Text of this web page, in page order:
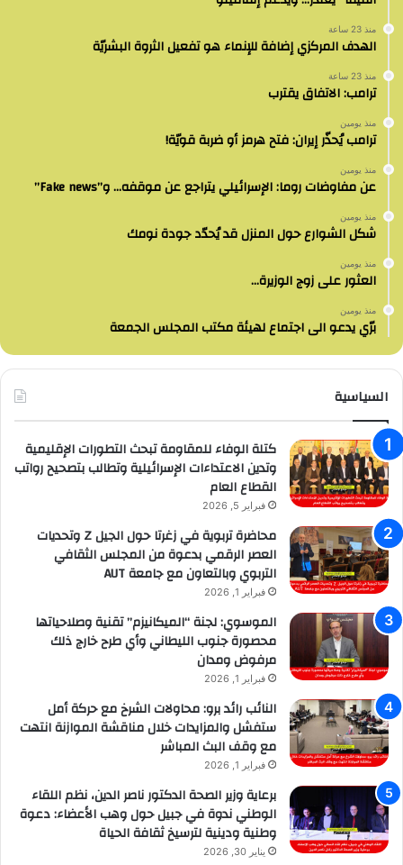
منذ 23 ساعة
الهدف المركزي إضافة للإنماء هو تفعيل الثروة البشريّة
منذ 23 ساعة
ترامب: الاتفاق يقترب
منذ يومين
ترامب يُحذّر إيران: فتح هرمز أو ضربة قويّة!
منذ يومين
عن مفاوضات روما: الإسرائيلي يتراجع عن موقفه… و”Fake news”
منذ يومين
شكل الشوارع حول المنزل قد يُحدّد جودة نومك
منذ يومين
العثور على زوج الوزيرة…
منذ يومين
برّي يدعو الى اجتماع لهيئة مكتب المجلس الجمعة
السياسية
كتلة الوفاء للمقاومة تبحث التطورات الإقليمية
وتدين الاعتداءات الإسرائيلية وتطالب بتصحيح رواتب
القطاع العام
فبراير 5, 2026
محاضرة تربوية في زغرتا حول الجيل Z وتحديات
العصر الرقمي بدعوة من المجلس الثقافي
التربوي وبالتعاون مع جامعة AUT
فبراير 1, 2026
الموسوي: لجنة “الميكانيزم” تقنية وصلاحياتها
محصورة جنوب الليطاني وأي طرح خارج ذلك
مرفوض ومدان
فبراير 1, 2026
النائب رائد برو: محاولات الشرخ مع حركة أمل
ستفشل والمزايدات خلال مناقشة الموازنة انتهت
مع وقف البث المباشر
فبراير 1, 2026
برعاية وزير الصحة الدكتور ناصر الدين، نظم اللقاء
الوطني ندوة في جبيل حول وهب الأعضاء: دعوة
وطنية ودينية لترسيخ ثقافة الحياة
يناير 30, 2026